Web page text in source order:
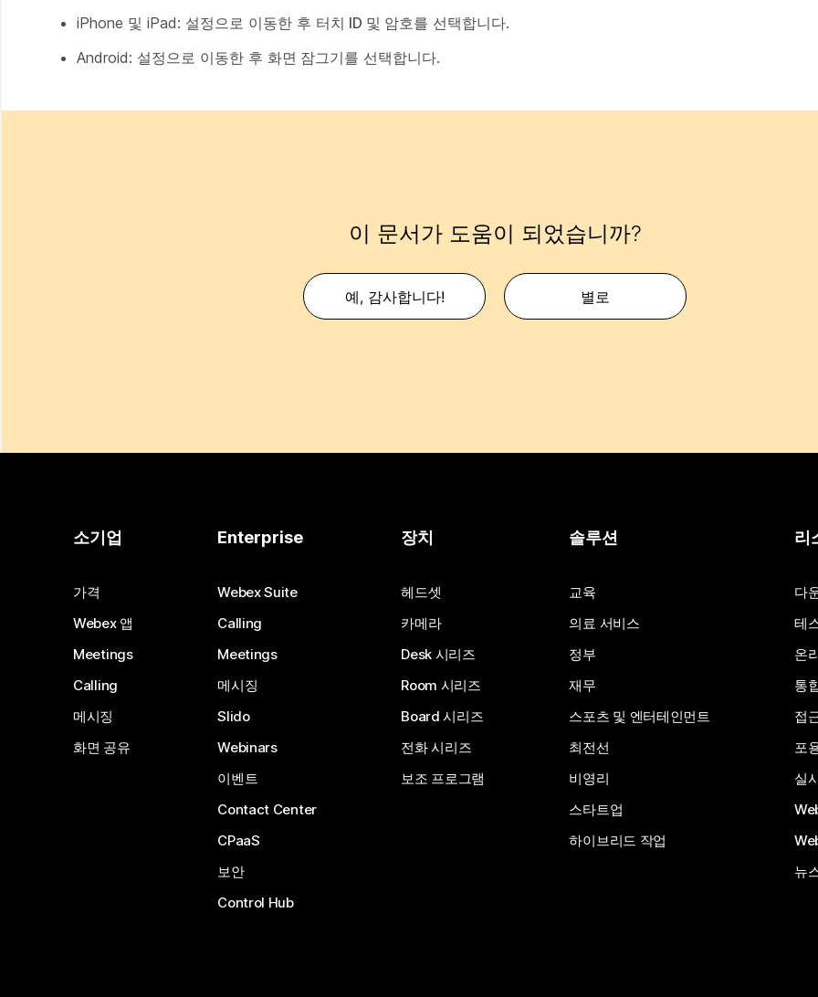
iPhone 및 iPad: 설정으로 이동한 후 터치 ID 및 암호를 선택합니다.
Android: 설정으로 이동한 후 화면 잠그기를 선택합니다.
이 문서가 도움이 되었습니까?
예, 감사합니다! 별로
소기업
가격
Webex 앱
Meetings
Calling
메시징
화면 공유
Enterprise
Webex Suite
Calling
Meetings
메시징
Slido
Webinars
이벤트
Contact Center
CPaaS
보안
Control Hub
장치
헤드셋
카메라
Desk 시리즈
Room 시리즈
Board 시리즈
전화 시리즈
보조 프로그램
솔루션
교육
의료 서비스
정부
재무
스포츠 및 엔터테인먼트
최전선
비영리
스타트업
하이브리드 작업
리
다
테
온
통
접
포
실
뉴